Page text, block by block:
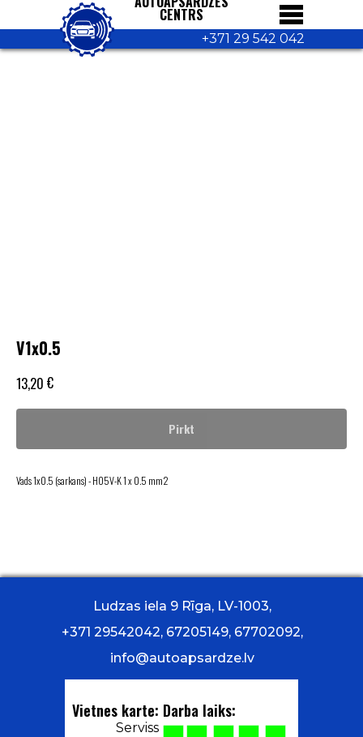
+371 29 542 042
CENTRS
V1x0.5
13,20 €
Pirkt
Vads 1x0.5 (sarkans) - H05V-K 1 x 0.5 mm2
Darba laiks:
Ludzas iela 9 Rīga, LV-1003,
+371 29542042, 67205149, 67702092,
info@autoapsardze.lv
Serviss
Vietnes karte: